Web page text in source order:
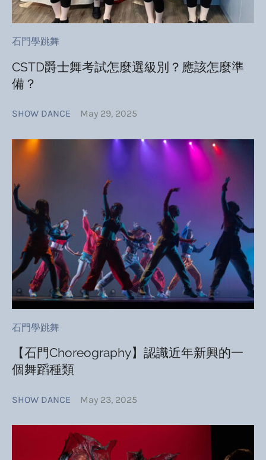
石門學跳舞
CSTD爵士舞考試怎麼選級別？應該怎麼準
備？
SHOW DANCE May 29, 2025
石門學跳舞
【石門Choreography】認識近年新興的一
個舞蹈種類
SHOW DANCE May 23, 2025